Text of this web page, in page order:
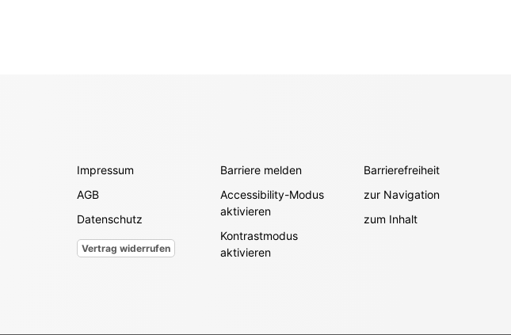
Impressum
AGB
Datenschutz
Vertrag widerrufen
Barriere melden
Accessibility-Modus
aktivieren
Kontrastmodus
aktivieren
Barrierefreiheit
zur Navigation
zum Inhalt